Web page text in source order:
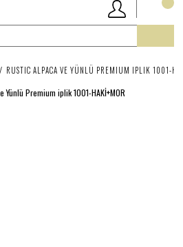
RUSTIC ALPACA VE YÜNLÜ PREMIUM IPLIK 1001-